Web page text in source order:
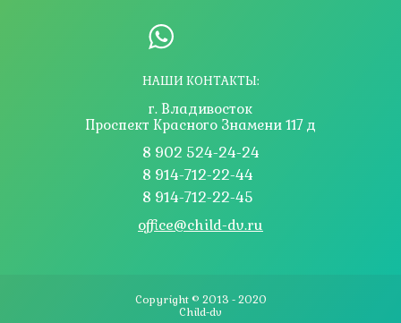
НАШИ КОНТАКТЫ:
г. Владивосток
Проспект Красного Знамени 117 д
8 902 524-24-24
8 914-712-22-44
8 914-712-22-45
office@child-dv.ru
Copyright © 2013 - 2020
Сhild-dv